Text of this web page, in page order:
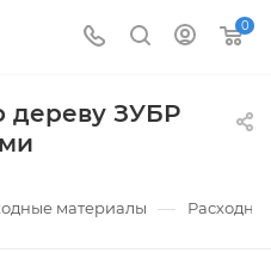
0
дереву ЗУБР
материалы —